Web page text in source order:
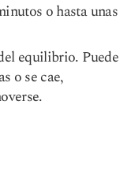
o hasta unas
equilibrio. Puede
o se cae,